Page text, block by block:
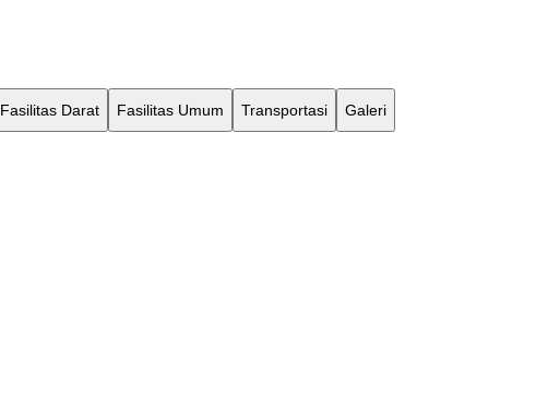
Fasilitas Darat Fasilitas Umum Transportasi Galeri